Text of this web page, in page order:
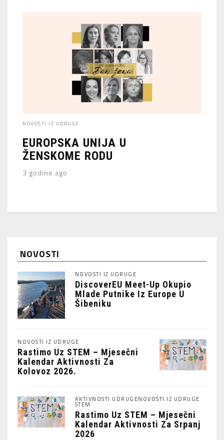
NOVOSTI IZ UDRUGE
EUROPSKA UNIJA U
ŽENSKOME RODU
3 godine ago
NOVOSTI
NOVOSTI IZ UDRUGE
DiscoverEU Meet-Up Okupio
Mlade Putnike Iz Europe U
Šibeniku
NOVOSTI IZ UDRUGE
Rastimo Uz STEM – Mjesečni
Kalendar Aktivnosti Za
Kolovoz 2026.
AKTIVNOSTI UDRUGENOVOSTI IZ UDRUGE
STEM
Rastimo Uz STEM – Mjesečni
Kalendar Aktivnosti Za Srpanj
2026